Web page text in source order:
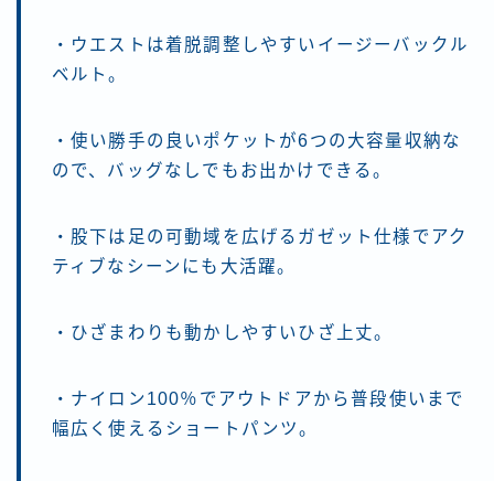
・ウエストは着脱調整しやすいイージーバックル
ベルト。
・使い勝手の良いポケットが6つの大容量収納な
ので、バッグなしでもお出かけできる。
・股下は足の可動域を広げるガゼット仕様でアク
ティブなシーンにも大活躍。
・ひざまわりも動かしやすいひざ上丈。
・ナイロン100％でアウトドアから普段使いまで
幅広く使えるショートパンツ。